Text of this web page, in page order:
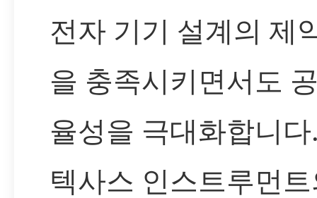
전자 기기 설계의 제
을 충족시키면서도
율성을 극대화합니
텍사스 인스트루먼